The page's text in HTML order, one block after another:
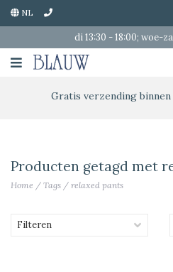
NL
di 13:30 - 18:00; woe-
Gratis verzending binnen
Producten getagd met
Home / Tags / relaxed pants
Filteren